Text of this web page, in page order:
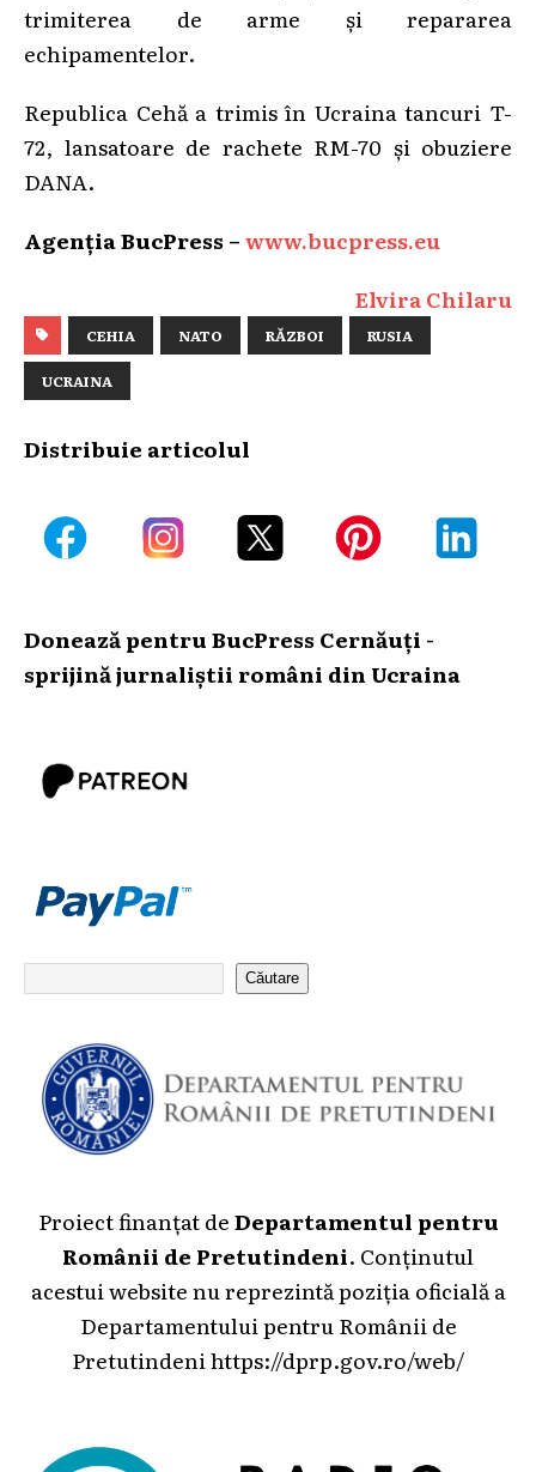
trimiterea de arme și repararea
echipamentelor.
Republica Cehă a trimis în Ucraina tancuri T-
72, lansatoare de rachete RM-70 și obuziere
DANA.
Agenția BucPress –www.bucpress.eu
Elvira Chilaru
CEHIA NATO RĂZBOI RUSIA
UCRAINA
Distribuie articolul
Donează pentru BucPress Cernăuți -
sprijină jurnaliștii români din Ucraina
Căutare
Proiect finanțat deDepartamentul pentru
Românii de Pretutindeni. Conținutul
acestui website nu reprezintă poziția oficială a
Departamentului pentru Românii de
Pretutindeni https://dprp.gov.ro/web/